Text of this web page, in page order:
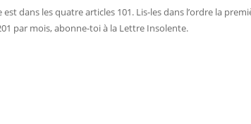
est dans les quatre articles 101. Lis-les dans l’ordre la
par mois, abonne-toi à la Lettre Insolente.